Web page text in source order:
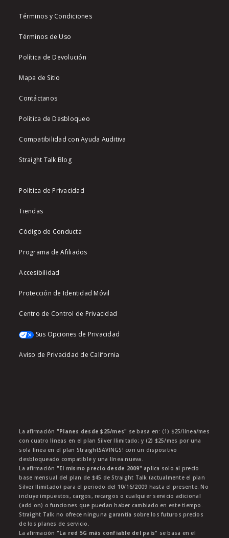
Términos y Condiciones
Términos de Uso
Política de Devolución
Mapa de Sitio
Contáctanos
Política de Desbloqueo
Compatibilidad con Ayuda Auditiva
Straight Talk Blog
Política de Privacidad
Tiendas
Código de Conducta
Programa de Afiliados
Accesibilidad
Protección de Identidad Móvil
Centro de Control de Privacidad
Sus Opciones de Privacidad
Aviso de Privacidad de California
La afirmación "Planes desde $25/mes" se basa en: (1) $25/línea/mes
con cuatro líneas en el plan Silver Ilimitado; y (2) $25/mes por una
sola línea en el plan StraightSAVINGS! con un dispositivo
desbloqueado compatible y una línea nueva.
La afirmación "El mismo precio desde 2009" aplica solo al precio
base mensual del plan de $45 de Straight Talk (actualmente el plan
Silver Ilimitado) para el periodo del 10/16/2009 hasta el presente. No
incluye impuestos, cargos, recargos o cualquier servicio adicional
(add on) o funciones que puedan haber cambiado en este tiempo.
Straight Talk no ofrece ninguna garantía sobre los futuros precios
de los planes de servicio.
La afirmación "La red 5G más confiable del país" se basa en el